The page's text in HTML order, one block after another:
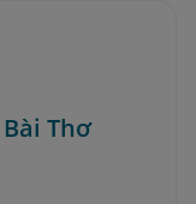
Thơ